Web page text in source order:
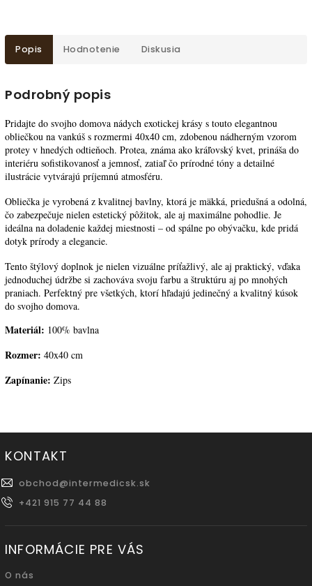
Popis Hodnotenie Diskusia
Podrobný popis
Pridajte do svojho domova nádych exotickej krásy s touto elegantnou
obliečkou na vankúš s rozmermi 40x40 cm, zdobenou nádherným vzorom
protey v hnedých odtieňoch. Protea, známa ako kráľovský kvet, prináša do
interiéru sofistikovanosť a jemnosť, zatiaľ čo prírodné tóny a detailné
ilustrácie vytvárajú príjemnú atmosféru.
Obliečka je vyrobená z kvalitnej bavlny, ktorá je mäkká, priedušná a odolná,
čo zabezpečuje nielen estetický pôžitok, ale aj maximálne pohodlie. Je
ideálna na doladenie každej miestnosti – od spálne po obývačku, kde pridá
dotyk prírody a elegancie.
Tento štýlový doplnok je nielen vizuálne príťažlivý, ale aj praktický, vďaka
jednoduchej údržbe si zachováva svoju farbu a štruktúru aj po mnohých
praniach. Perfektný pre všetkých, ktorí hľadajú jedinečný a kvalitný kúsok
do svojho domova.
Materiál: 100% bavlna
Rozmer: 40x40 cm
Zapínanie: Zips
KONTAKT
obchod@intermedicsk.sk
+421 915 77 44 88
INFORMÁCIE PRE VÁS
O nás